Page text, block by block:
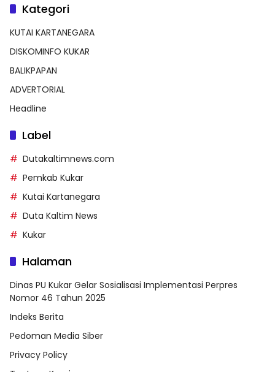
Kategori
KUTAI KARTANEGARA
DISKOMINFO KUKAR
BALIKPAPAN
ADVERTORIAL
Headline
Label
Dutakaltimnews.com
Pemkab Kukar
Kutai Kartanegara
Duta Kaltim News
Kukar
Halaman
Dinas PU Kukar Gelar Sosialisasi Implementasi Perpres
Nomor 46 Tahun 2025
Indeks Berita
Pedoman Media Siber
Privacy Policy